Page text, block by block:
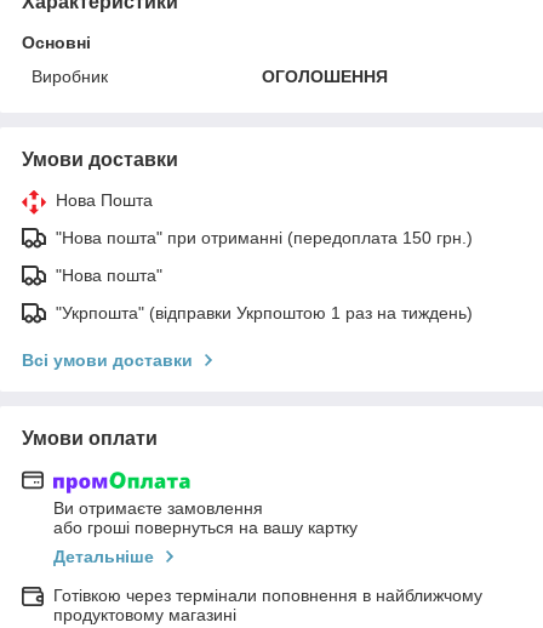
Основні
Виробник
ОГОЛОШЕННЯ
Умови доставки
Нова Пошта
"Нова пошта" при отриманні (передоплата 150 грн.)
"Нова пошта"
"Укрпошта" (відправки Укрпоштою 1 раз на тиждень)
Всі умови доставки
Умови оплати
Ви отримаєте замовлення
або гроші повернуться на вашу картку
Детальніше
Готівкою через термінали поповнення в найближчому
продуктовому магазині